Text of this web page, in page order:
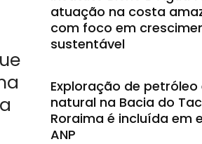
atuação na costa
com foco em
sustentável
Exploração de petróleo
natural na Bacia do
Roraima é incluída em
ANP